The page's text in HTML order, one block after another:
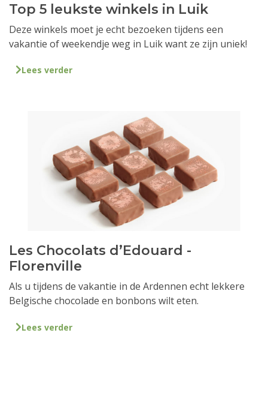
Top 5 leukste winkels in Luik
Deze winkels moet je echt bezoeken tijdens een
vakantie of weekendje weg in Luik want ze zijn uniek!
Lees verder
Les Chocolats d’Edouard -
Florenville
Als u tijdens de vakantie in de Ardennen echt lekkere
Belgische chocolade en bonbons wilt eten.
Lees verder